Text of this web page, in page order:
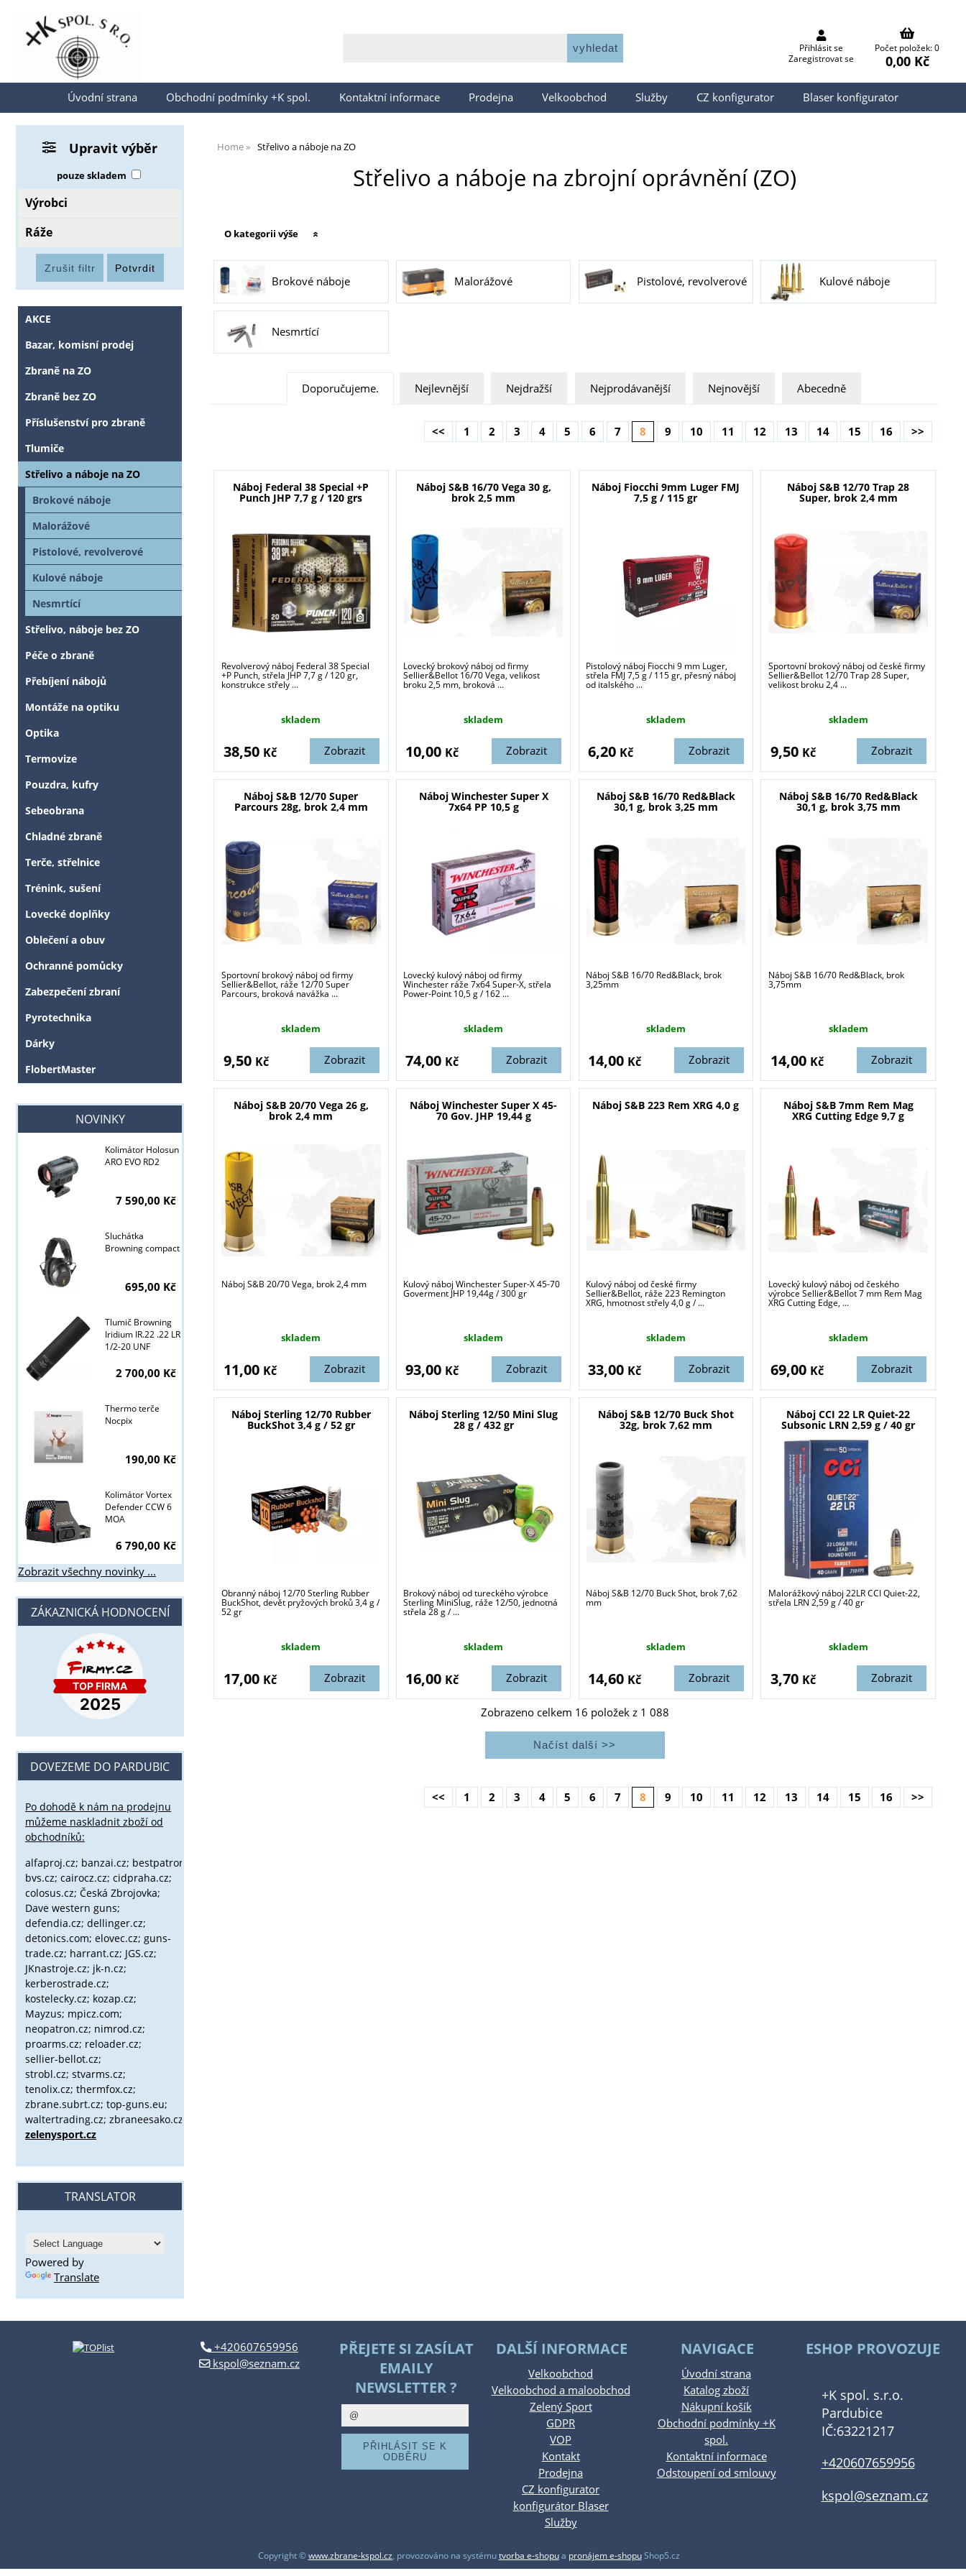
Přihlásit se
Přihlásit se
Zaregistrovat se
Počet položek: 0
0,00 Kč
Úvodní strana Obchodní podmínky +K spol. Kontaktní informace Prodejna Velkoobchod Služby CZ konfigurator Blaser konfigurator
Home Střelivo a náboje na ZO
Střelivo a náboje na zbrojní oprávnění (ZO)
O kategorii výše
Brokové náboje Malorážové Pistolové, revolverové Kulové náboje
Nesmrtící
Doporučujeme. Nejlevnější Nejdražší Nejprodávanější Nejnovější Abecedně
<< 1 2 3 4 5 6 7 8 9 10 11 12 13 14 15 16 >>
Náboj Federal 38 Special +P
Punch JHP 7,7 g / 120 grs
Revolverový náboj Federal 38 Special
+P Punch, střela JHP 7,7 g / 120 gr,
konstrukce střely ...
skladem
Zobrazit
38,50 Kč
Náboj S&B 16/70 Vega 30 g,
brok 2,5 mm
Lovecký brokový náboj od firmy
Sellier&Bellot 16/70 Vega, velikost
broku 2,5 mm, broková ...
skladem
Zobrazit
10,00 Kč
Náboj Fiocchi 9mm Luger FMJ
7,5 g / 115 gr
Pistolový náboj Fiocchi 9 mm Luger,
střela FMJ 7,5 g / 115 gr, přesný náboj
od italského ...
skladem
Zobrazit
6,20 Kč
Náboj S&B 12/70 Trap 28
Super, brok 2,4 mm
Sportovní brokový náboj od české firmy
Sellier&Bellot 12/70 Trap 28 Super,
velikost broku 2,4 ...
skladem
Zobrazit
9,50 Kč
Náboj S&B 12/70 Super
Parcours 28g, brok 2,4 mm
Sportovní brokový náboj od firmy
Sellier&Bellot, ráže 12/70 Super
Parcours, broková navážka ...
skladem
Zobrazit
9,50 Kč
Náboj Winchester Super X
7x64 PP 10,5 g
Lovecký kulový náboj od firmy
Winchester ráže 7x64 Super-X, střela
Power-Point 10,5 g / 162 ...
skladem
Zobrazit
74,00 Kč
Náboj S&B 16/70 Red&Black
30,1 g, brok 3,25 mm
Náboj S&B 16/70 Red&Black, brok
3,25mm
skladem
Zobrazit
14,00 Kč
Náboj S&B 16/70 Red&Black
30,1 g, brok 3,75 mm
Náboj S&B 16/70 Red&Black, brok
3,75mm
skladem
Zobrazit
14,00 Kč
Náboj S&B 20/70 Vega 26 g,
brok 2,4 mm
Náboj S&B 20/70 Vega, brok 2,4 mm
skladem
Zobrazit
11,00 Kč
Náboj Winchester Super X 45-
70 Gov. JHP 19,44 g
Kulový náboj Winchester Super-X 45-70
Goverment JHP 19,44g / 300 gr
skladem
Zobrazit
93,00 Kč
Náboj S&B 223 Rem XRG 4,0 g
Kulový náboj od české firmy
Sellier&Bellot, ráže 223 Remington
XRG, hmotnost střely 4,0 g / ...
skladem
Zobrazit
33,00 Kč
Náboj S&B 7mm Rem Mag
XRG Cutting Edge 9,7 g
Lovecký kulový náboj od českého
výrobce Sellier&Bellot 7 mm Rem Mag
XRG Cutting Edge, ...
skladem
Zobrazit
69,00 Kč
Náboj Sterling 12/70 Rubber
BuckShot 3,4 g / 52 gr
Obranný náboj 12/70 Sterling Rubber
BuckShot, devět pryžových broků 3,4 g /
52 gr
skladem
Zobrazit
17,00 Kč
Náboj Sterling 12/50 Mini Slug
28 g / 432 gr
Brokový náboj od tureckého výrobce
Sterling MiniSlug, ráže 12/50, jednotná
střela 28 g / ...
skladem
Zobrazit
16,00 Kč
Náboj S&B 12/70 Buck Shot
32g, brok 7,62 mm
Náboj S&B 12/70 Buck Shot, brok 7,62
mm
skladem
Zobrazit
14,60 Kč
Náboj CCI 22 LR Quiet-22
Subsonic LRN 2,59 g / 40 gr
Malorážkový náboj 22LR CCI Quiet-22,
střela LRN 2,59 g / 40 gr
skladem
Zobrazit
3,70 Kč
Zobrazeno celkem 16 položek z 1 088
<< 1 2 3 4 5 6 7 8 9 10 11 12 13 14 15 16 >>
Upravit výběr
pouze skladem
Výrobci
Ráže
AKCE
Bazar, komisní prodej
Zbraně na ZO
Zbraně bez ZO
Příslušenství pro zbraně
Tlumiče
Střelivo a náboje na ZO
Brokové náboje
Malorážové
Pistolové, revolverové
Kulové náboje
Nesmrtící
Střelivo, náboje bez ZO
Péče o zbraně
Přebíjení nábojů
Montáže na optiku
Optika
Termovize
Pouzdra, kufry
Sebeobrana
Chladné zbraně
Terče, střelnice
Trénink, sušení
Lovecké doplňky
Oblečení a obuv
Ochranné pomůcky
Zabezpečení zbraní
Pyrotechnika
Dárky
FlobertMaster
NOVINKY
Kolimátor Holosun
ARO EVO RD2
7 590,00 Kč
Sluchátka
Browning compact
695,00 Kč
Tlumič Browning
Iridium IR.22 .22 LR
1/2-20 UNF
2 700,00 Kč
Thermo terče
Nocpix
190,00 Kč
Kolimátor Vortex
Defender CCW 6
MOA
6 790,00 Kč
Zobrazit všechny novinky ...
ZÁKAZNICKÁ HODNOCENÍ
DOVEZEME DO PARDUBIC
Po dohodě k nám na prodejnu
můžeme naskladnit zboží od
obchodníků:
alfaproj.cz; banzai.cz; bestpatron.eu;
bvs.cz; cairocz.cz; cidpraha.cz;
colosus.cz; Česká Zbrojovka;
Dave western guns;
defendia.cz; dellinger.cz;
detonics.com; elovec.cz; guns-
trade.cz; harrant.cz; JGS.cz;
JKnastroje.cz; jk-n.cz;
kerberostrade.cz;
kostelecky.cz; kozap.cz;
Mayzus; mpicz.com;
neopatron.cz; nimrod.cz;
proarms.cz; reloader.cz;
sellier-bellot.cz;
strobl.cz; stvarms.cz;
tenolix.cz; thermfox.cz;
zbrane.subrt.cz; top-guns.eu;
waltertrading.cz; zbraneesako.cz;
zelenysport.cz
TRANSLATOR
Powered by
Translate
+420607659956
kspol@seznam.cz
PŘEJETE SI ZASÍLAT
EMAILY
NEWSLETTER ?
DALŠÍ INFORMACE
Velkoobchod
Velkoobchod a maloobchod
Zelený Sport
GDPR
VOP
Kontakt
Prodejna
CZ konfigurator
konfigurátor Blaser
Služby
NAVIGACE
Úvodní strana
Katalog zboží
Nákupní košík
Obchodní podmínky +K
spol.
Kontaktní informace
Odstoupení od smlouvy
ESHOP PROVOZUJE
+K spol. s.r.o.
Pardubice
IČ:63221217
+420607659956
kspol@seznam.cz
Copyright ©www.zbrane-kspol.cz, provozováno na systémutvorba e-shopua pronájem e-shopuShop5.cz
Tyto stránky jsou určeny pouze odborné veřejnosti od 18 let a podnikatelům v oblasti zbraně a
ANO NE